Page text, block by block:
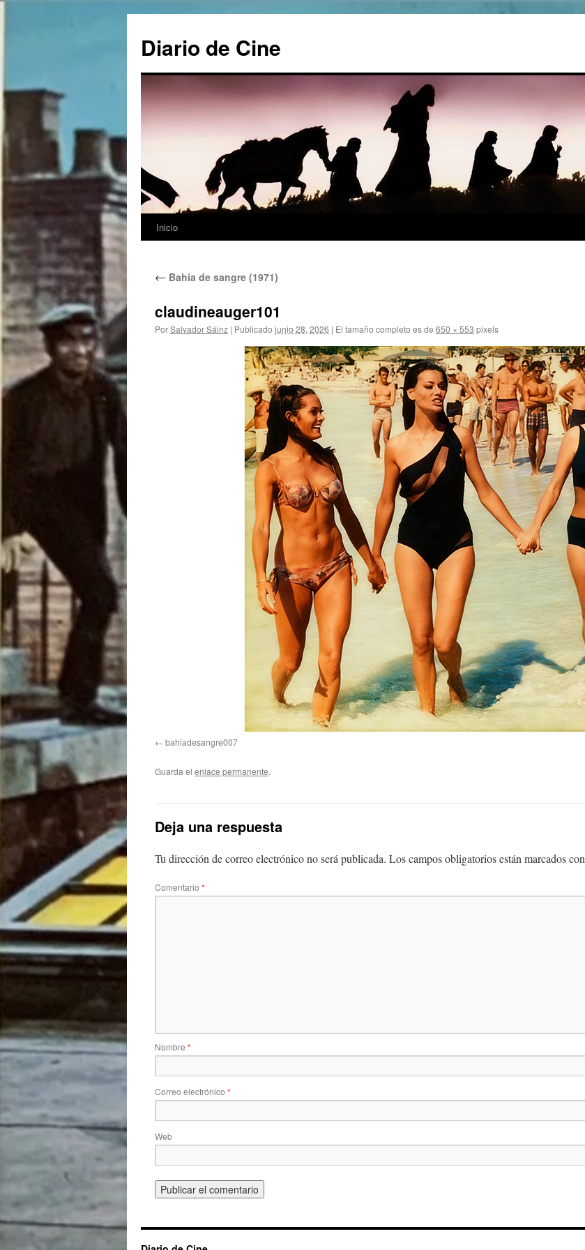
contenido
Diario de Cine
Inicio
← Bahía de sangre (1971)
claudineauger101
PorSalvador Sáinz | Publicado junio 28, 2026 | El tamaño completo es de 650 × 553 pixels
bahiadesangre007
Guarda el enlace permanente.
Deja una respuesta
Tu dirección de correo electrónico no será publicada. Los campos obligatorios están marcados con
Comentario *
Nombre *
Correo electrónico *
Web